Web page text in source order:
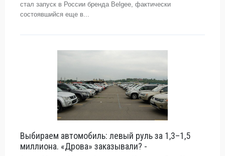
стал запуск в России бренда Belgee, фактически
состоявшийся еще в...
Выбираем автомобиль: левый руль за 1,3–1,5
миллиона. «Дрова» заказывали? -